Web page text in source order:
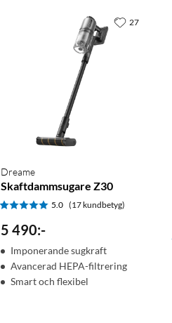
Dreame
Skaftdammsugare Z30
5.0 (17 kundbetyg)
5 490:-
Imponerande sugkraft
Avancerad HEPA-filtrering
Smart och flexibel
27